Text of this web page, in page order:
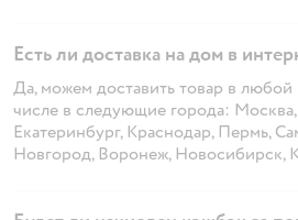
Есть ли доставка на дом в
Да, можем доставить товар в любой
числе в следующие города:
Екатеринбург, Краснодар, Пермь,
Новгород, Воронеж, Новосибирск,